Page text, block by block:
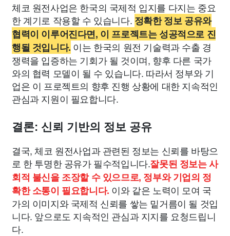
체코 원전사업은 한국의 국제적 입지를 다지는 중요
한 계기로 작용할 수 있습니다. 정확한 정보 공유와
협력이 이루어진다면, 이 프로젝트는 성공적으로 진
행될 것입니다. 이는 한국의 원전 기술력과 수출 경
쟁력을 입증하는 기회가 될 것이며, 향후 다른 국가
와의 협력 모델이 될 수 있습니다. 따라서 정부와 기
업은 이 프로젝트의 향후 진행 상황에 대한 지속적인
관심과 지원이 필요합니다.
결론: 신뢰 기반의 정보 공유
결국, 체코 원전사업과 관련된 정보는 신뢰를 바탕으
로 한 투명한 공유가 필수적입니다.잘못된 정보는 사
회적 불신을 조장할 수 있으므로, 정부와 기업의 정
확한 소통이 필요합니다. 이와 같은 노력이 모여 국
가의 이미지와 국제적 신뢰를 쌓는 밑거름이 될 것입
니다. 앞으로도 지속적인 관심과 지지를 요청드립니
다.